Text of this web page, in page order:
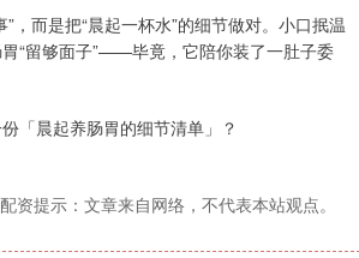
，而是把“晨起一杯水”的细节做对。小口抿温
“留够面子”——毕竟，它陪你装了一肚子委
「晨起养肠胃的细节清单」？
资提示：文章来自网络，不代表本站观点。